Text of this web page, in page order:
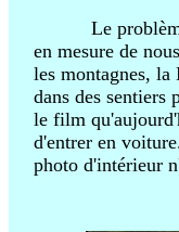
Le
en mesure de
les montagnes,
dans des sentiers
le film
d'entrer en
photo d'intérieur